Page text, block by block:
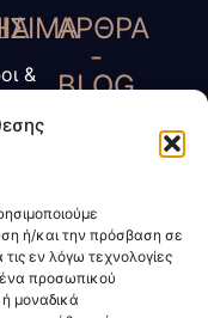
ή/και την πρόσβαση σε
εν λόγω τεχνολογίες
προσωπικού
μοναδικά
&
ΑΡΘΡΑ
-
BLOG
Νέα -
Επικαιρότητα